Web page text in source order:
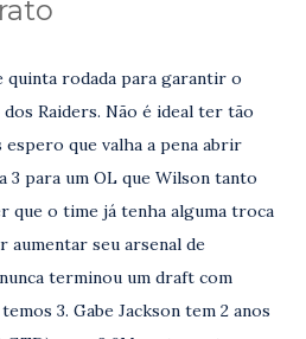
quinta rodada para garantir o
Raiders. Não é ideal ter tão
que valha a pena abrir
3 para um OL que Wilson tanto
que o time já tenha alguma troca
aumentar seu arsenal de
terminou um draft com
3. Gabe Jackson tem 2 anos